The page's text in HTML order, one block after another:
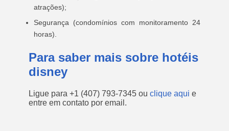
atrações);
Segurança (condomínios com monitoramento 24
horas).
Para saber mais sobre hotéis
disney
Ligue para +1 (407) 793-7345 ou clique aqui e
entre em contato por email.